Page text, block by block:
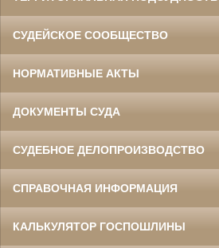
СУДЕЙСКОЕ СООБЩЕСТВО
НОРМАТИВНЫЕ АКТЫ
ДОКУМЕНТЫ СУДА
СУДЕБНОЕ ДЕЛОПРОИЗВОДСТВО
СПРАВОЧНАЯ ИНФОРМАЦИЯ
КАЛЬКУЛЯТОР ГОСПОШЛИНЫ